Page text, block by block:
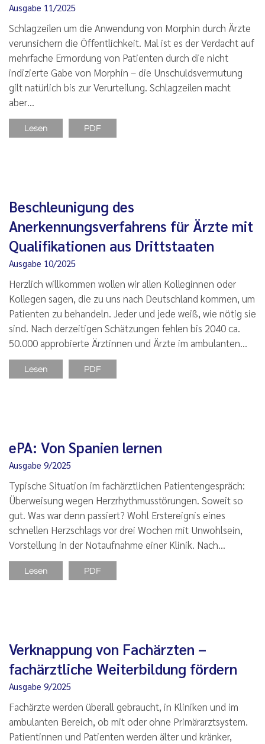
Ausgabe 11/2025
Schlagzeilen um die Anwendung von Morphin durch Ärzte
verunsichern die Öffentlichkeit. Mal ist es der Verdacht auf
mehrfache Ermordung von Patienten durch die nicht
indizierte Gabe von Morphin – die Unschuldsvermutung
gilt natürlich bis zur Verurteilung. Schlagzeilen macht
aber…
Lesen PDF
Beschleunigung des
Anerkennungsverfahrens für Ärzte mit
Qualifikationen aus Drittstaaten
Ausgabe 10/2025
Herzlich willkommen wollen wir allen Kolleginnen oder
Kollegen sagen, die zu uns nach Deutschland kommen, um
Patienten zu behandeln. Jeder und jede weiß, wie nötig sie
sind. Nach derzeitigen Schätzungen fehlen bis 2040 ca.
50.000 approbierte Ärztinnen und Ärzte im ambulanten…
Lesen PDF
ePA: Von Spanien lernen
Ausgabe 9/2025
Typische Situation im fachärztlichen Patientengespräch:
Überweisung wegen Herzrhythmusstörungen. Soweit so
gut. Was war denn passiert? Wohl Erstereignis eines
schnellen Herzschlags vor drei Wochen mit Unwohlsein,
Vorstellung in der Notaufnahme einer Klinik. Nach…
Lesen PDF
Verknappung von Fachärzten –
fachärztliche Weiterbildung fördern
Ausgabe 9/2025
Fachärzte werden überall gebraucht, in Kliniken und im
ambulanten Bereich, ob mit oder ohne Primärarztsystem.
Patientinnen und Patienten werden älter und kränker,